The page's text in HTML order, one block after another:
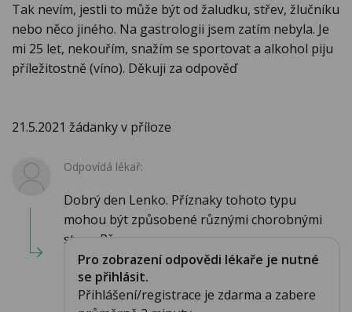
Tak nevím, jestli to může být od žaludku, střev, žlučníku
nebo něco jiného. Na gastrologii jsem zatím nebyla. Je
mi 25 let, nekouřím, snažím se sportovat a alkohol piju
příležitostně (víno). Děkuji za odpověď
21.5.2021 žádanky v příloze
Odpovídá lékař:
Dobrý den Lenko. Příznaky tohoto typu
mohou být způsobené různými chorobnými
stavy. Přesno...
Pro zobrazení odpovědi lékaře je nutné
se přihlásit.
Přihlášení/registrace je zdarma a zabere